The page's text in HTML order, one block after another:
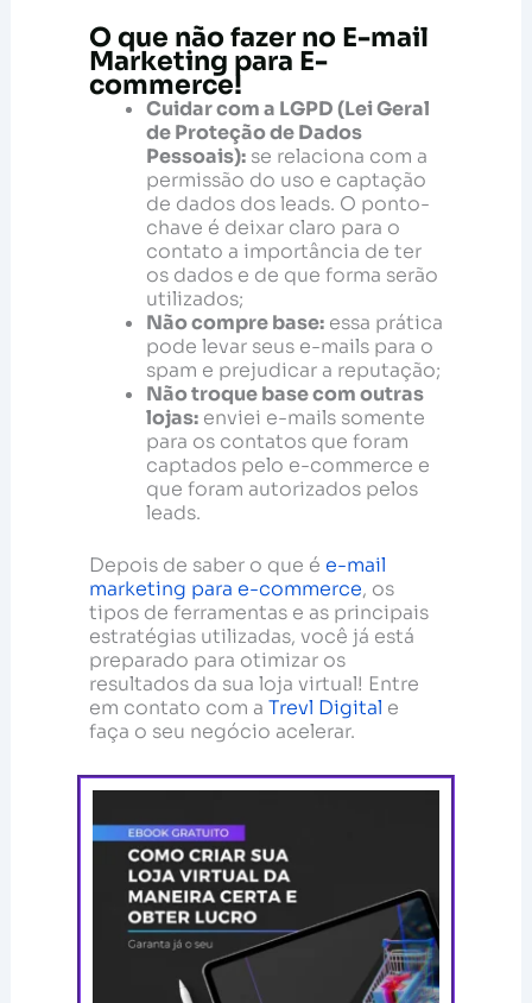
O que não fazer no E-mail
Marketing para E-
commerce!
Cuidar com a LGPD (Lei Geral
de Proteção de Dados
Pessoais):se relaciona com a
permissão do uso e captação
de dados dos leads. O ponto-
chave é deixar claro para o
contato a importância de ter
os dados e de que forma serão
utilizados;
Não compre base:essa prática
pode levar seus e-mails para o
spam e prejudicar a reputação;
Não troque base com outras
lojas:enviei e-mails somente
para os contatos que foram
captados pelo e-commerce e
que foram autorizados pelos
leads.
Depois de saber o que é e-mail
marketing para e-commerce, os
tipos de ferramentas e as principais
estratégias utilizadas, você já está
preparado para otimizar os
resultados da sua loja virtual! Entre
em contato com a Trevl Digital e
faça o seu negócio acelerar.